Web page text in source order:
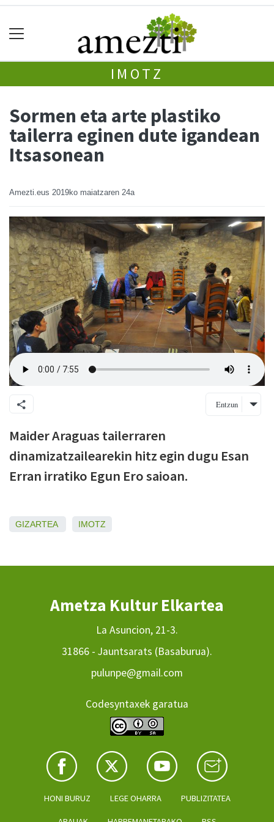
IMOTZ
Sormen eta arte plastiko
tailerra eginen dute igandean
Itsasonean
Amezti.eus 2019ko maiatzaren 24a
Entzun
Maider Araguas tailerraren
dinamizatzailearekin hitz egin dugu Esan
Erran irratiko Egun Ero saioan.
GIZARTEA IMOTZ
Ametza Kultur Elkartea
La Asuncion, 21-3.
31866 - Jauntsarats (Basaburua).
pulunpe@gmail.com
Codesyntaxek garatua
HONI BURUZ LEGE OHARRA PUBLIZITATEA